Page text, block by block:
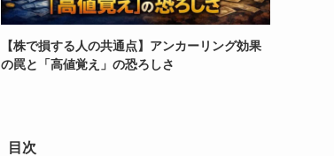
【株で損する人の共通点】アンカーリング効果
の罠と「高値覚え」の恐ろしさ
目次